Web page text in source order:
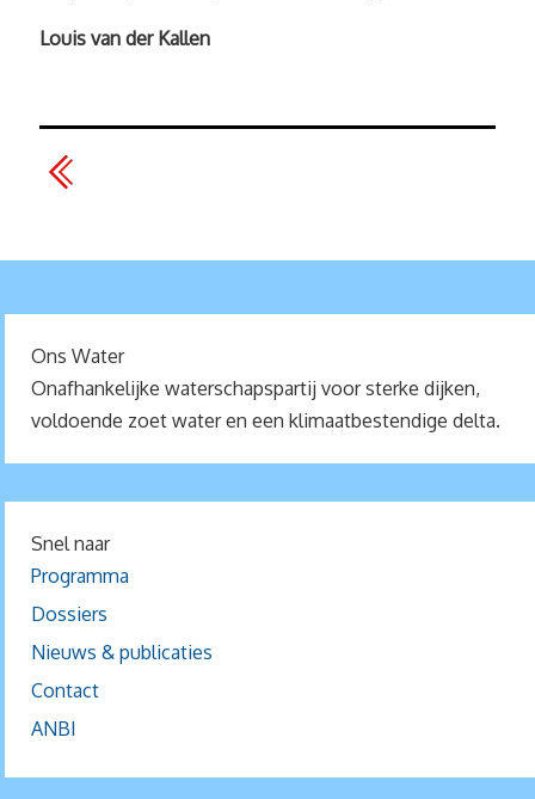
Louis van der Kallen
Ons Water
Onafhankelijke waterschapspartij voor sterke dijken,
voldoende zoet water en een klimaatbestendige delta.
Snel naar
Programma
Dossiers
Nieuws & publicaties
Contact
ANBI